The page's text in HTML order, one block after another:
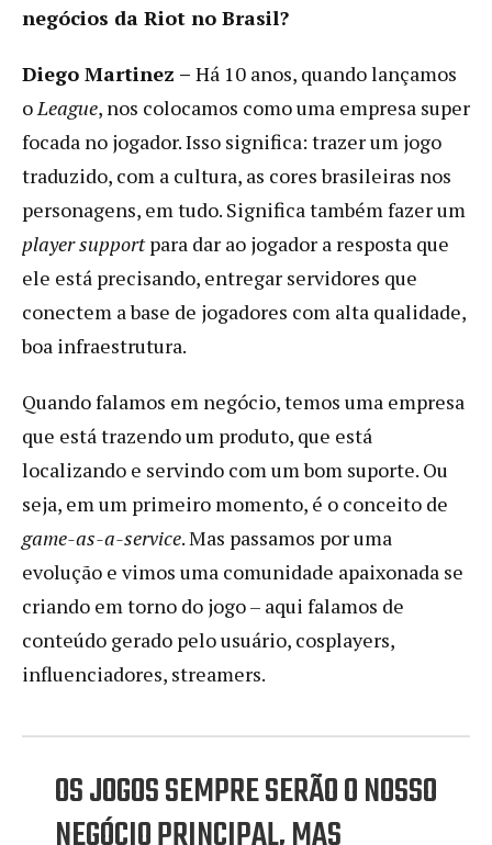
negócios da Riot no Brasil?
Diego Martinez – Há 10 anos, quando lançamos
oLeague, nos colocamos como uma empresa super
focada no jogador. Isso significa: trazer um jogo
traduzido, com a cultura, as cores brasileiras nos
personagens, em tudo. Significa também fazer um
player supportpara dar ao jogador a resposta que
ele está precisando, entregar servidores que
conectem a base de jogadores com alta qualidade,
boa infraestrutura.
Quando falamos em negócio, temos uma empresa
que está trazendo um produto, que está
localizando e servindo com um bom suporte. Ou
seja, em um primeiro momento, é o conceito de
game-as-a-service. Mas passamos por uma
evolução e vimos uma comunidade apaixonada se
criando em torno do jogo – aqui falamos de
conteúdo gerado pelo usuário, cosplayers,
influenciadores, streamers.
OS JOGOS SEMPRE SERÃO O NOSSO